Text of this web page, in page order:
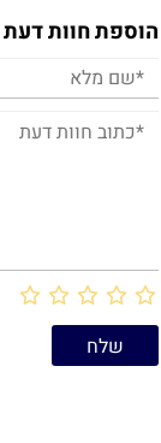
קיימת
10%
המחיר שמוצג
צדדי
הרכבה קלה
קופסא קשיחה
הוספת חוות דעת